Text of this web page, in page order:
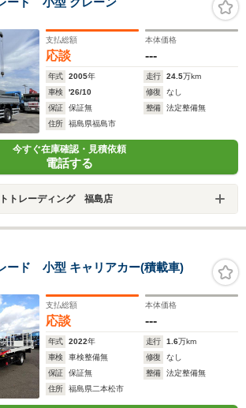
支払総額
応談
本体価格
---
年式 2005年 走行 24.5万km
車検
'26/10 修復
なし
保証
保証無 整備
法定整備無
住所
福島県福島市
今すぐ在庫確認・見積依頼
電話する
トレーディング 福島店
ード 小型 キャリアカー(積載車)
支払総額
応談
本体価格
---
年式 2022年 走行 1.6万km
車検
車検整備無 修復
なし
保証
保証無 整備
法定整備無
住所
福島県二本松市